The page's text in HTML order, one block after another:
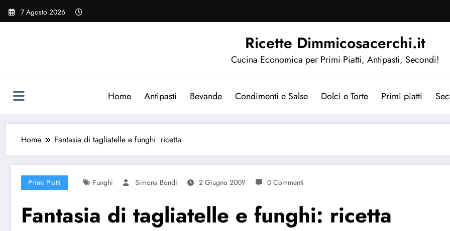
Vai
7 Agosto 2026
Ricette Dimmicosacerchi.it
Cucina Economica per Primi Piatti, Antipasti, Secondi!
Home Antipasti Bevande Condimenti e Salse Dolci e Torte Primi piatti
Home Fantasia di tagliatelle e funghi: ricetta
Primi Piatti Funghi Simona Bondi 2 Giugno 2009 0 Commenti
Fantasia di tagliatelle e funghi: ricetta